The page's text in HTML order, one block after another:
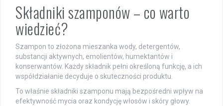
Składniki szamponów – co warto
wiedzieć?
Szampon to złożona mieszanka wody, detergentów,
substancji aktywnych, emolientów, humektantów i
konserwantów. Każdy składnik pełni określoną funkcję, a ich
współdziałanie decyduje o skuteczności produktu.
To właśnie składniki szamponu mają bezpośredni wpływ na
efektywność mycia oraz kondycję włosów i skóry głowy.